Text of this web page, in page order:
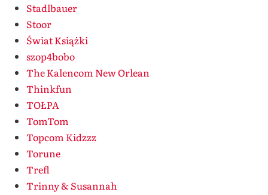
Stadlbauer
Stoor
Świat Książki
szop4bobo
The Kalencom New Orlean
Thinkfun
TOŁPA
TomTom
Topcom Kidzzz
Torune
Trefl
Trinny & Susannah